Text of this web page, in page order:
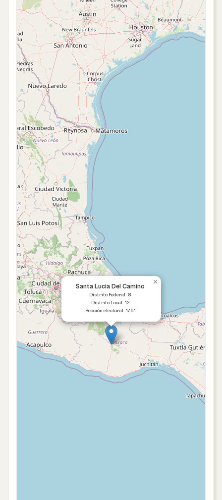
Santa Lucia Del Camino
Distrito Federal: 8
Distrito Local: 12
Sección electoral: 1761
×